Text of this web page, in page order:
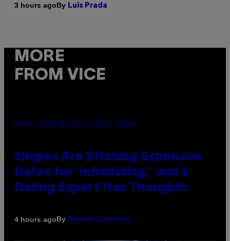
3 hours agoBy Luis Prada
MORE
FROM VICE
PHOTO: PIXELSEFFECT / GETTY IMAGES
Singles Are Ditching Expensive
Dates for ‘Infladating,’ and a
Dating Expert Has Thoughts
4 hours agoBy Sammi Caramela